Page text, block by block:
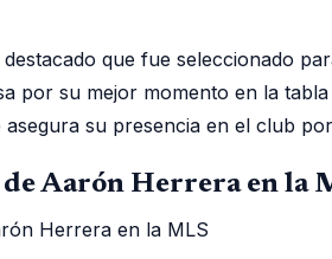
que fue seleccionado
por su mejor momento en la
asegura su presencia en el club
de Aarón Herrera en la